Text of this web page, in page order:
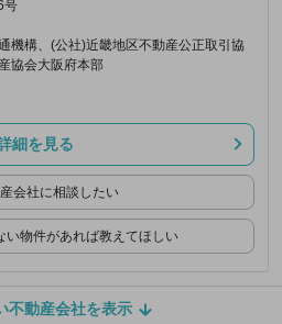
号
機構、(公社)近畿地区不動産公正取引協
協会大阪府本部
細を見る
会社に相談したい
い物件があれば教えてほしい
不動産会社を表示